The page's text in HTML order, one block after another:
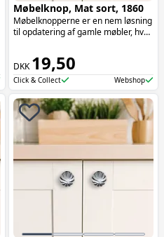
Møbelknop, Mat sort, 1860
Møbelknopperne er en nem løsning
til opdatering af gamle møbler, hvor
oplagte at bruge på skuffer.
DKK19,50
Click & Collect Webshop